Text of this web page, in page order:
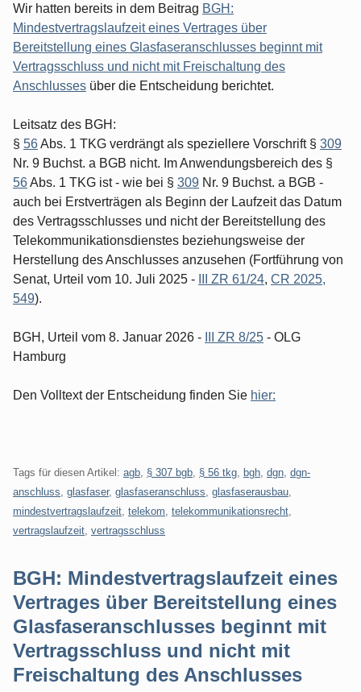
Wir hatten bereits in dem Beitrag BGH:
Mindestvertragslaufzeit eines Vertrages über
Bereitstellung eines Glasfaseranschlusses beginnt mit
Vertragsschluss und nicht mit Freischaltung des
Anschlusses über die Entscheidung berichtet.
Leitsatz des BGH:
§ 56Abs. 1 TKG verdrängt als speziellere Vorschrift § 309
Nr. 9 Buchst. a BGB nicht. Im Anwendungsbereich des §
56Abs. 1 TKG ist - wie bei § 309 Nr. 9 Buchst. a BGB -
auch bei Erstverträgen als Beginn der Laufzeit das Datum
des Vertragsschlusses und nicht der Bereitstellung des
Telekommunikationsdienstes beziehungsweise der
Herstellung des Anschlusses anzusehen (Fortführung von
Senat, Urteil vom 10. Juli 2025 -
III ZR 61/24, CR 2025,
549).
BGH, Urteil vom 8. Januar 2026 - III ZR 8/25 - OLG
Hamburg
Den Volltext der Entscheidung finden Sie hier:
Tags für diesen Artikel: agb § 307 bgb § 56 tkg bgh dgn dgn-
anschluss glasfaser, glasfaseranschluss glasfaserausbau
mindestvertragslaufzeit telekom telekommunikationsrecht
vertragslaufzeit vertragsschluss
BGH: Mindestvertragslaufzeit eines
Vertrages über Bereitstellung eines
Glasfaseranschlusses beginnt mit
Vertragsschluss und nicht mit
Freischaltung des Anschlusses